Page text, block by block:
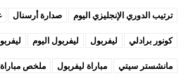
ترتيب الدوري الإنجليزي اليوم صدارة أرسنال
كونور برادلي ليفربول ليفربول اليوم
مانشستر سيتي مباراة ليفربول ملخص